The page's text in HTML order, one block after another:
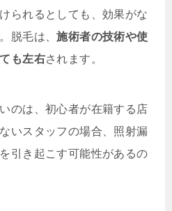
られるとしても、効果がな
脱毛は、施術者の技術や使
も左右されます。
のは、初心者が在籍する店
いスタッフの場合、照射漏
引き起こす可能性があるの